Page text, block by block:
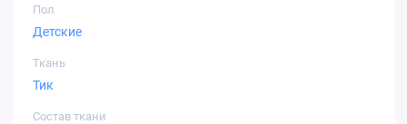
Пол
Детские
Ткань
Тик
Состав ткани